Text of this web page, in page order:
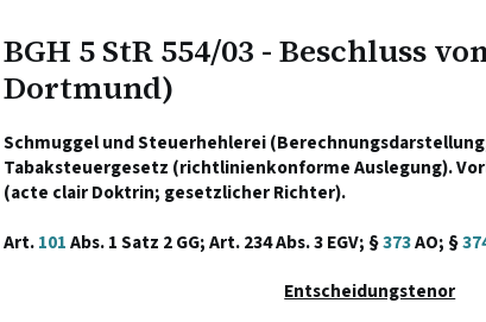
BGH 5 StR 554/03 - Beschluss
Dortmund)
Schmuggel und Steuerhehlerei
Tabaksteuergesetz (richtlinienkonforme Auslegung).
(acte clair Doktrin; gesetzlicher Richter).
Art.101Abs. 1 Satz 2 GG; Art. 234 Abs. 3 EGV; §373AO; §
Entscheidungstenor